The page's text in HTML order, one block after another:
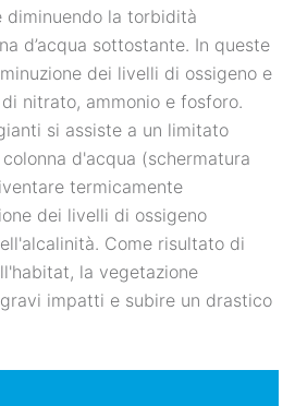
diminuendo la torbidità
d’acqua sottostante. In queste
dei livelli di ossigeno e
nitrato, ammonio e fosforo.
si assiste a un limitato
d'acqua (schermatura
termicamente
dei livelli di ossigeno
Come risultato di
la vegetazione
impatti e subire un drastico